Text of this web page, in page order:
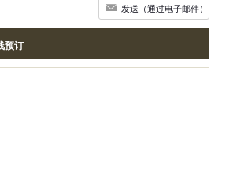
发送（通过电子邮件）
预订